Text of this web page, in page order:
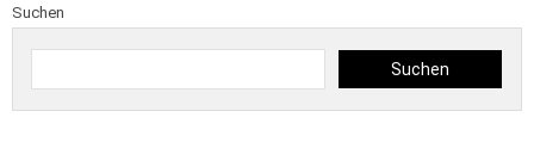
Suchen
Suchen